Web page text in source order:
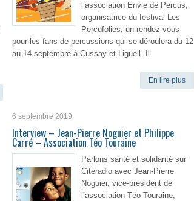
l’association Envie de Percus,
organisatrice du festival Les
Percufolies, un rendez-vous
pour les fans de percussions qui se déroulera du 12
au 14 septembre à Cussay et Ligueil. Il
En lire plus
6 septembre 2019
Interview – Jean-Pierre Noguier et Philippe
Carré – Association Téo Touraine
Parlons santé et solidarité sur
Citéradio avec Jean-Pierre
Noguier, vice-président de
l’association Téo Touraine,